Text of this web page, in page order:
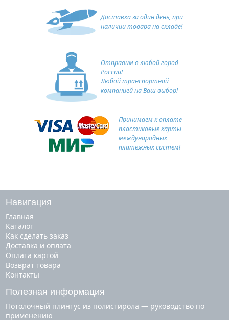
Доставка за один день, при
наличии товара на складе!
Отправим в любой город
России!
Любой транспортной
компанией на Ваш выбор!
Принимаем к оплате
пластиковые карты
международных
платежных систем!
Навигация
Главная
Каталог
Как сделать заказ
Доставка и оплата
Оплата картой
Возврат товара
Контакты
Полезная информация
Потолочный плинтус из полистирола — руководство по
применению